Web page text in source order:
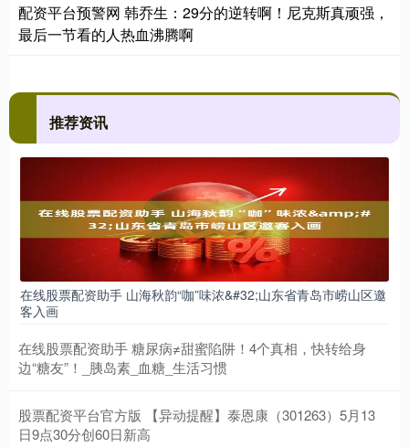
配资平台预警网 韩乔生：29分的逆转啊！尼克斯真顽强，
最后一节看的人热血沸腾啊
推荐资讯
在线股票配资助手 山海秋韵“咖”味浓&#32;山东省青岛市崂山区邀
客入画
在线股票配资助手 糖尿病≠甜蜜陷阱！4个真相，快转给身
边“糖友”！_胰岛素_血糖_生活习惯
股票配资平台官方版 【异动提醒】泰恩康（301263）5月13
日9点30分创60日新高